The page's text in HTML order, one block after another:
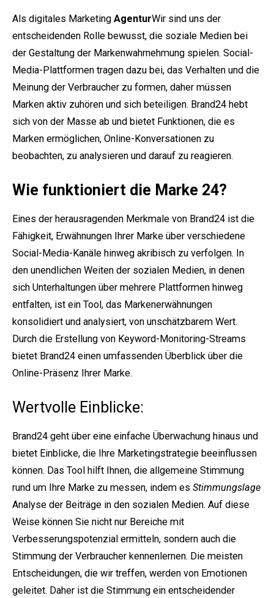
Als digitales Marketing AgenturWir sind uns der
entscheidenden Rolle bewusst, die soziale Medien bei
der Gestaltung der Markenwahrnehmung spielen. Social-
Media-Plattformen tragen dazu bei, das Verhalten und die
Meinung der Verbraucher zu formen, daher müssen
Marken aktiv zuhören und sich beteiligen. Brand24 hebt
sich von der Masse ab und bietet Funktionen, die es
Marken ermöglichen, Online-Konversationen zu
beobachten, zu analysieren und darauf zu reagieren.
Wie funktioniert die Marke 24?
Eines der herausragenden Merkmale von Brand24 ist die
Fähigkeit, Erwähnungen Ihrer Marke über verschiedene
Social-Media-Kanäle hinweg akribisch zu verfolgen. In
den unendlichen Weiten der sozialen Medien, in denen
sich Unterhaltungen über mehrere Plattformen hinweg
entfalten, ist ein Tool, das Markenerwähnungen
konsolidiert und analysiert, von unschätzbarem Wert.
Durch die Erstellung von Keyword-Monitoring-Streams
bietet Brand24 einen umfassenden Überblick über die
Online-Präsenz Ihrer Marke.
Wertvolle Einblicke:
Brand24 geht über eine einfache Überwachung hinaus und
bietet Einblicke, die Ihre Marketingstrategie beeinflussen
können. Das Tool hilft Ihnen, die allgemeine Stimmung
rund um Ihre Marke zu messen, indem es Stimmungslage
Analyse der Beiträge in den sozialen Medien. Auf diese
Weise können Sie nicht nur Bereiche mit
Verbesserungspotenzial ermitteln, sondern auch die
Stimmung der Verbraucher kennenlernen. Die meisten
Entscheidungen, die wir treffen, werden von Emotionen
geleitet. Daher ist die Stimmung ein entscheidender